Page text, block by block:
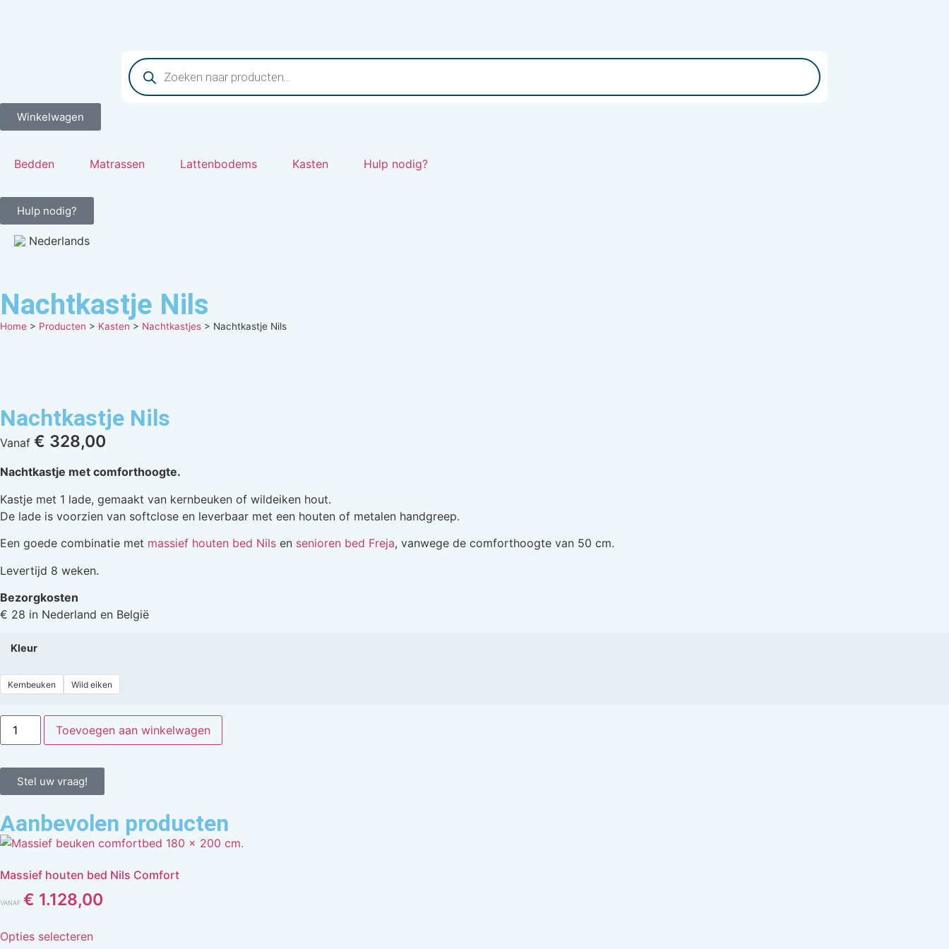
Winkelwagen
Bedden Matrassen Lattenbodems Kasten Hulp nodig?
Hulp nodig?
Nederlands
Nachtkastje Nils
Home > Producten > Kasten > Nachtkastjes > Nachtkastje Nils
Nachtkastje Nils
Vanaf € 328,00
Nachtkastje met comforthoogte.
Kastje met 1 lade, gemaakt van kernbeuken of wildeiken hout.
De lade is voorzien van softclose en leverbaar met een houten of metalen handgreep.
Een goede combinatie met massief houten bed Nils en senioren bed Freja, vanwege de comforthoogte van 50 cm.
Levertijd 8 weken.
Bezorgkosten
€ 28 in Nederland en België
Kleur
Kernbeuken Wild eiken
Toevoegen aan winkelwagen
Stel uw vraag!
Aanbevolen producten
Massief houten bed Nils Comfort
VANAF € 1.128,00
Opties selecteren